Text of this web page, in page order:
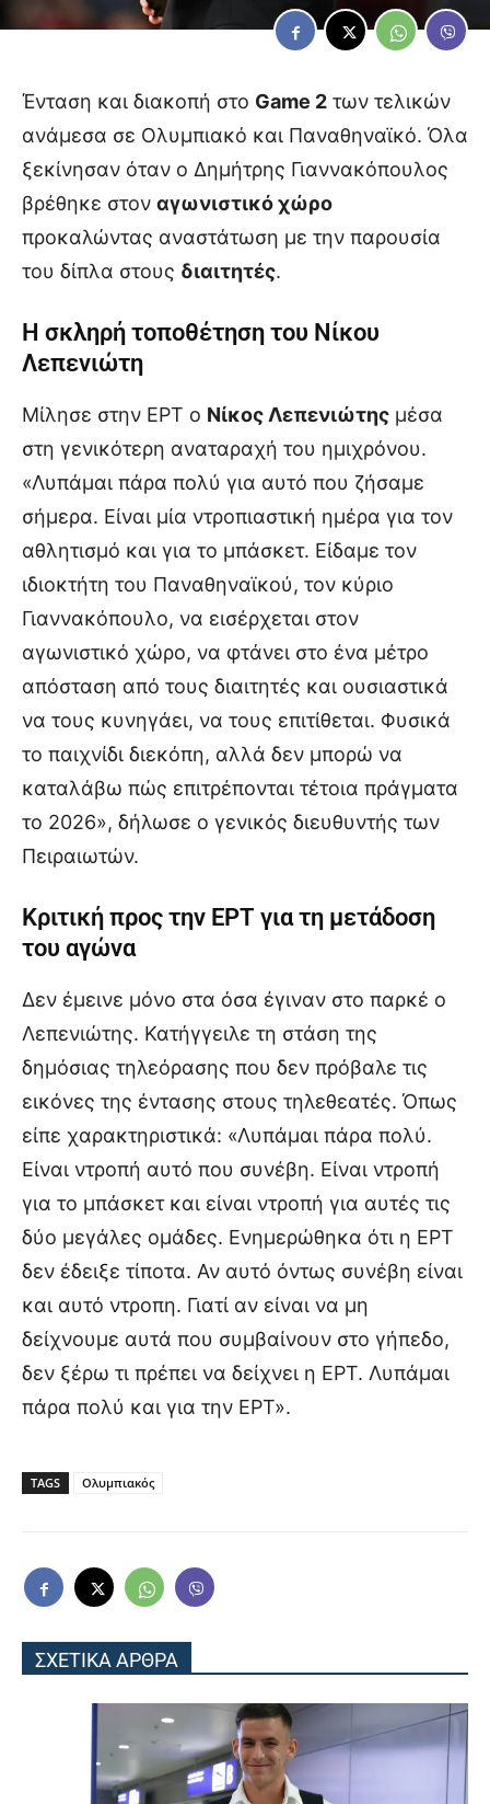
Ένταση και διακοπή στο Game 2 των τελικών
ανάμεσα σε Ολυμπιακό και Παναθηναϊκό. Όλα
ξεκίνησαν όταν ο Δημήτρης Γιαννακόπουλος
βρέθηκε στον αγωνιστικό χώρο
προκαλώντας αναστάτωση με την παρουσία
του δίπλα στους διαιτητές.
Η σκληρή τοποθέτηση του Νίκου
Λεπενιώτη
Μίλησε στην ΕΡΤ ο Νίκος Λεπενιώτης μέσα
στη γενικότερη αναταραχή του ημιχρόνου.
«Λυπάμαι πάρα πολύ για αυτό που ζήσαμε
σήμερα. Είναι μία ντροπιαστική ημέρα για τον
αθλητισμό και για το μπάσκετ. Είδαμε τον
ιδιοκτήτη του Παναθηναϊκού, τον κύριο
Γιαννακόπουλο, να εισέρχεται στον
αγωνιστικό χώρο, να φτάνει στο ένα μέτρο
απόσταση από τους διαιτητές και ουσιαστικά
να τους κυνηγάει, να τους επιτίθεται. Φυσικά
το παιχνίδι διεκόπη, αλλά δεν μπορώ να
καταλάβω πώς επιτρέπονται τέτοια πράγματα
το 2026», δήλωσε ο γενικός διευθυντής των
Πειραιωτών.
Κριτική προς την ΕΡΤ για τη μετάδοση
του αγώνα
Δεν έμεινε μόνο στα όσα έγιναν στο παρκέ ο
Λεπενιώτης. Κατήγγειλε τη στάση της
δημόσιας τηλεόρασης που δεν πρόβαλε τις
εικόνες της έντασης στους τηλεθεατές. Όπως
είπε χαρακτηριστικά: «Λυπάμαι πάρα πολύ.
Είναι ντροπή αυτό που συνέβη. Είναι ντροπή
για το μπάσκετ και είναι ντροπή για αυτές τις
δύο μεγάλες ομάδες. Ενημερώθηκα ότι η ΕΡΤ
δεν έδειξε τίποτα. Αν αυτό όντως συνέβη είναι
και αυτό ντροπη. Γιατί αν είναι να μη
δείχνουμε αυτά που συμβαίνουν στο γήπεδο,
δεν ξέρω τι πρέπει να δείχνει η ΕΡΤ. Λυπάμαι
πάρα πολύ και για την ΕΡΤ».
TAGS Ολυμπιακός
ΣΧΕΤΙΚΑ ΑΡΘΡΑ